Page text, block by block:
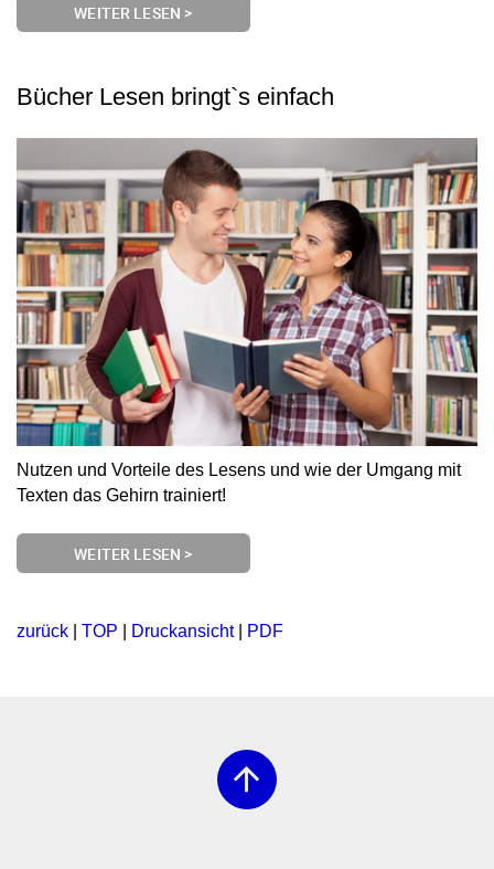
WEITER LESEN >
Bücher Lesen bringt`s einfach
Nutzen und Vorteile des Lesens und wie der Umgang mit
Texten das Gehirn trainiert!
WEITER LESEN >
zurück TOP Druckansicht| PDF
arrow_upward